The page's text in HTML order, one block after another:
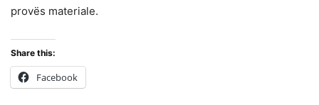
provës materiale.
Share this:
Facebook